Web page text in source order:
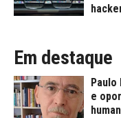
Em destaque
e